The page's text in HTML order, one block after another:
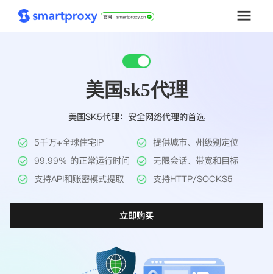
工具
帮助中心
美国sk5代理
美国SK5代理：安全网络代理的首选
5千万+全球住宅IP
提供城市、州级别定位
99.99% 的正常运行时间
无限会话、带宽和目标
支持API和账密模式提取
支持HTTP/SOCKS5
立即购买